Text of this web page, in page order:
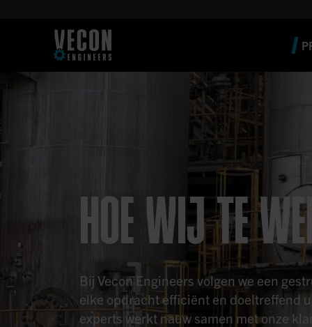
HOE WIJ TE
Bij Vecon Engineers volgen we een
elke opdracht efficiënt en doeltreffend
experts werkt nauw samen met onze